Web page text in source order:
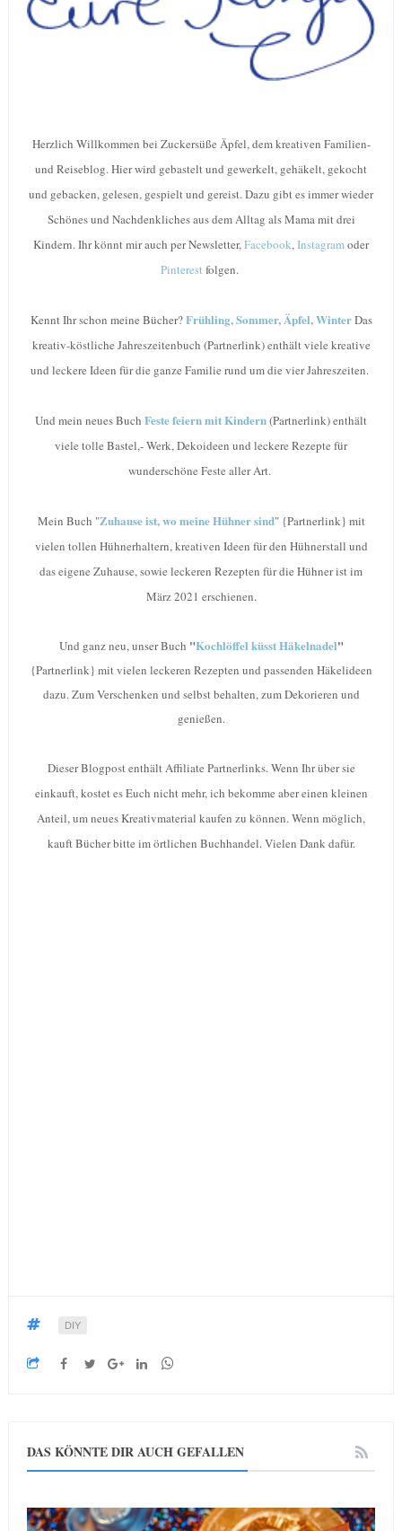
Herzlich Willkommen bei Zuckersüße Äpfel, dem kreativen Familien-
und Reiseblog. Hier wird gebastelt und gewerkelt, gehäkelt, gekocht
und gebacken, gelesen, gespielt und gereist. Dazu gibt es immer wieder
Schönes und Nachdenkliches aus dem Alltag als Mama mit drei
Kindern. Ihr könnt mir auch per Newsletter,Facebook,Instagramoder
Pinterest folgen.
Kennt Ihr schon meine Bücher?Frühling, Sommer, Äpfel, WinterDas
kreativ-köstliche Jahreszeitenbuch (Partnerlink) enthält viele kreative
und leckere Ideen für die ganze Familie rund um die vier Jahreszeiten.
Und mein neues Buch Feste feiern mit Kindern(Partnerlink) enthält
viele tolle Bastel,- Werk, Dekoideen und leckere Rezepte für
wunderschöne Feste aller Art.
Mein Buch "Zuhause ist, wo meine Hühner sind" {Partnerlink} mit
vielen tollen Hühnerhaltern, kreativen Ideen für den Hühnerstall und
das eigene Zuhause, sowie leckeren Rezepten für die Hühner ist im
März 2021 erschienen.
Und ganz neu, unser Buch "Kochlöffel küsst Häkelnadel"
{Partnerlink} mit vielen leckeren Rezepten und passenden Häkelideen
dazu. Zum Verschenken und selbst behalten, zum Dekorieren und
genießen.
Dieser Blogpost enthält Affiliate Partnerlinks. Wenn Ihr über sie
einkauft, kostet es Euch nicht mehr, ich bekomme aber einen kleinen
Anteil, um neues Kreativmaterial kaufen zu können. Wenn möglich,
kauft Bücher bitte im örtlichen Buchhandel. Vielen Dank dafür.
DIY
DAS KÖNNTE DIR AUCH GEFALLEN